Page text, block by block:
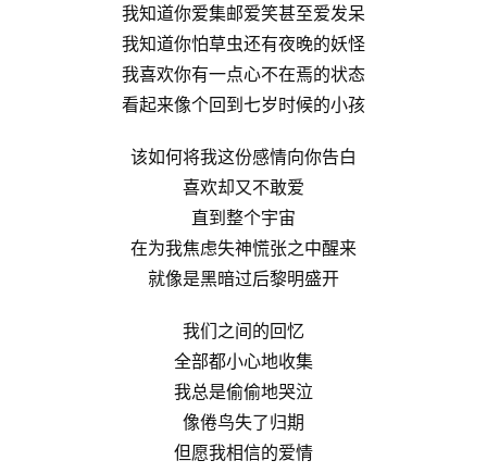
我知道你爱集邮爱笑甚至爱发呆
我知道你怕草虫还有夜晚的妖怪
我喜欢你有一点心不在焉的状态
看起来像个回到七岁时候的小孩
该如何将我这份感情向你告白
喜欢却又不敢爱
直到整个宇宙
在为我焦虑失神慌张之中醒来
就像是黑暗过后黎明盛开
我们之间的回忆
全部都小心地收集
我总是偷偷地哭泣
像倦鸟失了归期
但愿我相信的爱情